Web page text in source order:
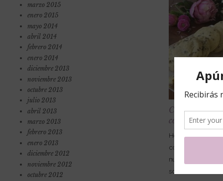
marzo 2015
enero 2015
mayo 2014
abril 2014
febrero 2014
enero 2014
diciembre 2013
noviembre 2013
octubre 2013
julio 2013
abril 2013
marzo 2013
febrero 2013
enero 2013
diciembre 2012
noviembre 2012
octubre 2012
Cookies de
con nutella
Hola!! Y estas son
con pepitas de
nutella, creerme
son